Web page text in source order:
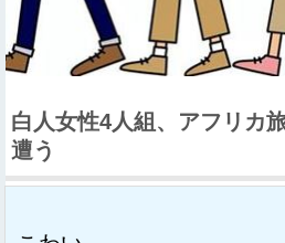
白人女性4人組、アフリカ
遭う